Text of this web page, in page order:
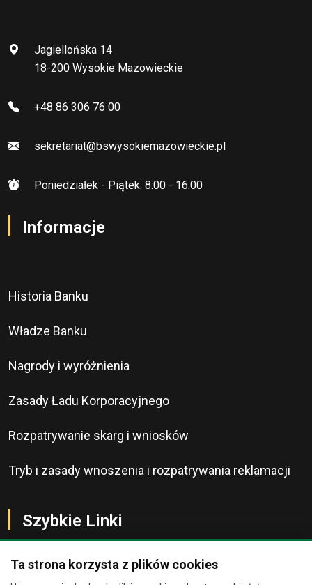
Jagiellońska 14
18-200 Wysokie Mazowieckie
+48 86 306 76 00
sekretariat@bswysokiemazowieckie.pl
Poniedziałek - Piątek: 8:00 - 16:00
Informacje
Historia Banku
Władze Banku
Nagrody i wyróżnienia
Zasady Ładu Korporacyjnego
Rozpatrywanie skarg i wniosków
Tryb i zasady wnoszenia i rozpatrywania reklamacji
Szybkie Linki
Ta strona korzysta z plików cookies